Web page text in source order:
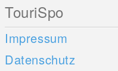
TouriSpo
Impressum
Datenschutz